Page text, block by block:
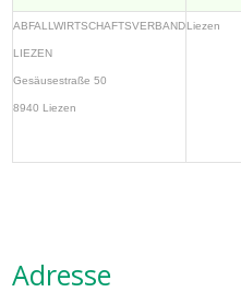
ABFALLWIRTSCHAFTSVERBAND
LIEZEN
Gesäusestraße 50
8940 Liezen
Liezen
Adresse